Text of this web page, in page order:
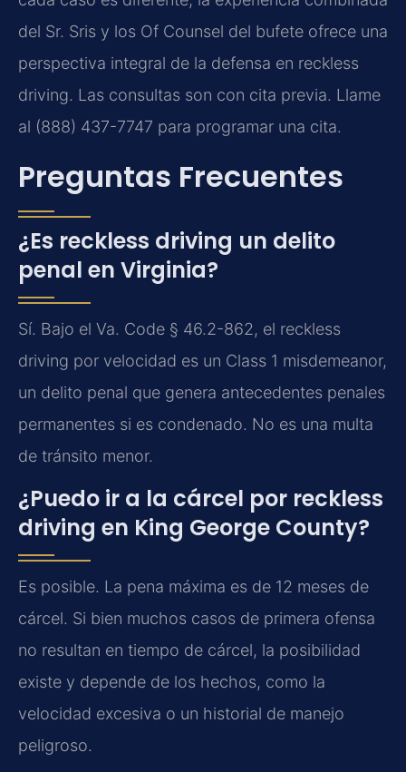
del Sr. Sris y los Of Counsel del bufete ofrece una
perspectiva integral de la defensa en reckless
driving. Las consultas son con cita previa. Llame
al (888) 437-7747 para programar una cita.
Preguntas Frecuentes
¿Es reckless driving un delito
penal en Virginia?
Sí. Bajo el Va. Code § 46.2-862, el reckless
driving por velocidad es un Class 1 misdemeanor,
un delito penal que genera antecedentes penales
permanentes si es condenado. No es una multa
de tránsito menor.
¿Puedo ir a la cárcel por reckless
driving en King George County?
Es posible. La pena máxima es de 12 meses de
cárcel. Si bien muchos casos de primera ofensa
no resultan en tiempo de cárcel, la posibilidad
existe y depende de los hechos, como la
velocidad excesiva o un historial de manejo
peligroso.